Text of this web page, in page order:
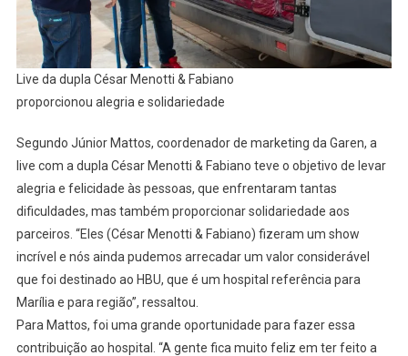
Live da dupla César Menotti & Fabiano
proporcionou alegria e solidariedade
Segundo Júnior Mattos, coordenador de marketing da Garen, a
live com a dupla César Menotti & Fabiano teve o objetivo de levar
alegria e felicidade às pessoas, que enfrentaram tantas
dificuldades, mas também proporcionar solidariedade aos
parceiros. “Eles (César Menotti & Fabiano) fizeram um show
incrível e nós ainda pudemos arrecadar um valor considerável
que foi destinado ao HBU, que é um hospital referência para
Marília e para região”, ressaltou.
Para Mattos, foi uma grande oportunidade para fazer essa
contribuição ao hospital. “A gente fica muito feliz em ter feito a